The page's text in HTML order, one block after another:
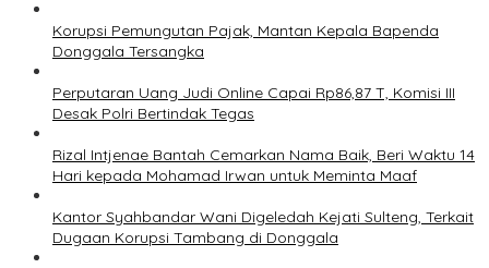
Korupsi Pemungutan Pajak, Mantan Kepala Bapenda
Donggala Tersangka
Perputaran Uang Judi Online Capai Rp86,87 T, Komisi III
Desak Polri Bertindak Tegas
Rizal Intjenae Bantah Cemarkan Nama Baik, Beri Waktu 14
Hari kepada Mohamad Irwan untuk Meminta Maaf
Kantor Syahbandar Wani Digeledah Kejati Sulteng, Terkait
Dugaan Korupsi Tambang di Donggala